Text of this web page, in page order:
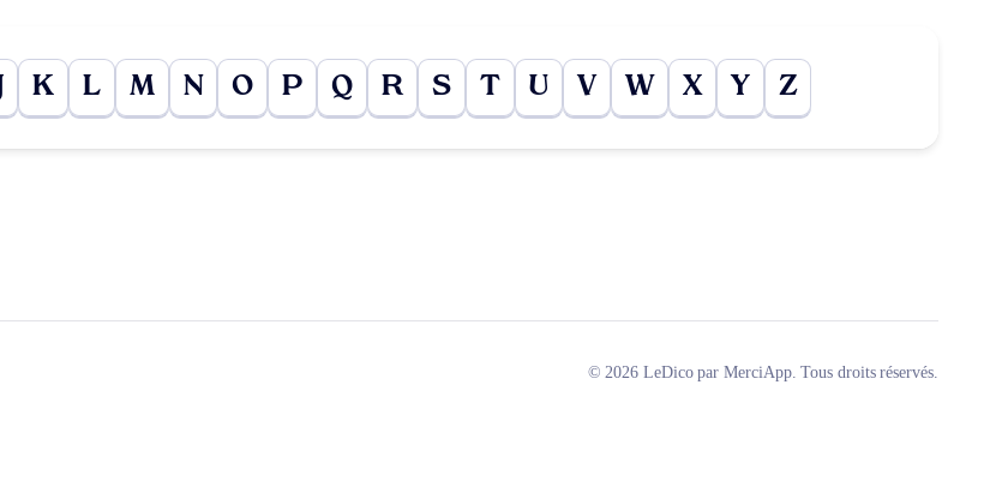
K L M N O P Q R S T U V W X Y Z
© 2026 LeDico par MerciApp. Tous droits réservés.